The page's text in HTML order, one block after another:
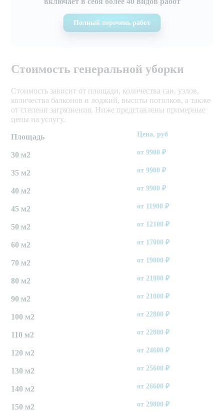
Полный перечень работ
Стоимость генеральной уборки
Стоимость зависит от площади, количества сан. узлов,
количества балконов и лоджий, высоты потолков, а также
от степени загрязнения. Ниже представлены примерные
цены на услугу.
Площадь Цена, руб
30 м2 от9900 ₽
35 м2 от9900 ₽
40 м2 от9900 ₽
45 м2 от 11900 ₽
50 м2 от 12100 ₽
60 м2 от 17000 ₽
70 м2 от 19000 ₽
80 м2 от21000 ₽
90 м2 от21000 ₽
100 м2 от22800 ₽
110 м2 от22800 ₽
120 м2 от24600 ₽
130 м2 от25600 ₽
140 м2 от26600 ₽
150 м2 от29800 ₽